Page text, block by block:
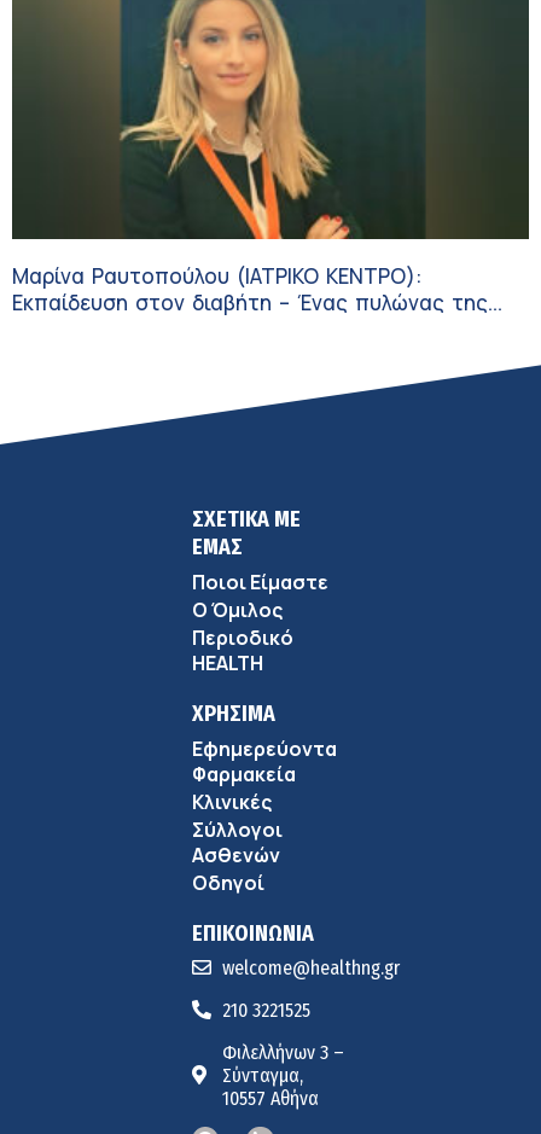
Μαρίνα Ραυτοπούλου (ΙΑΤΡΙΚΟ ΚΕΝΤΡΟ):
Εκπαίδευση στον διαβήτη – Ένας πυλώνας της
ΣΧΕΤΙΚΑ ΜΕ
ΕΜΑΣ
Ποιοι Είμαστε
Ο Όμιλος
Περιοδικό
HEALTH
ΧΡΗΣΙΜΑ
Εφημερεύοντα
Φαρμακεία
Κλινικές
Σύλλογοι
Ασθενών
Οδηγοί
ΕΠΙΚΟΙΝΩΝΙΑ
welcome@healthng.gr
210 3221525
Φιλελλήνων 3 –
Σύνταγμα,
10557 Αθήνα